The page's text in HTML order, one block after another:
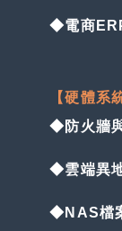
◆電商
【硬體系
◆防火牆
◆雲端異
◆NAS檔